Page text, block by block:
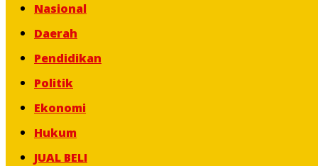
Nasional
Daerah
Pendidikan
Politik
Ekonomi
Hukum
JUAL BELI